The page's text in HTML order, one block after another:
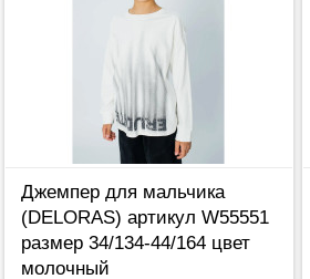
Джемпер для мальчика
(DELORAS) артикул W55551
размер 34/134-44/164 цвет
молочный